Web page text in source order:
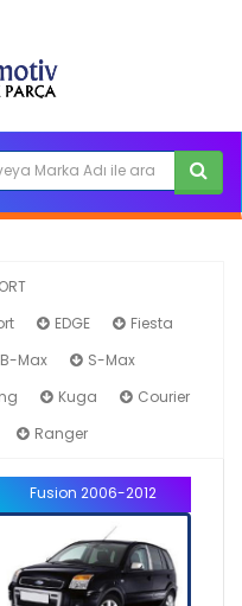
EDGE
Fiesta
B-Max
S-Max
Kuga
Courier
Ranger
Fusion 2006-2012